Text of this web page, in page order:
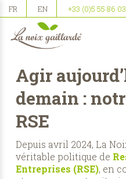
FR EN +33 (0)5 55 86
Agir
demain :
RSE
Depuis avril 2024, La
véritable politique de
Entreprises (RSE), en